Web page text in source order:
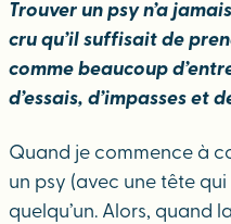
Trouver un psy n’a
cru qu’il suffisait de
comme beaucoup
d’essais, d’impasses et
Quand je commence à
un psy (avec une tête
quelqu’un. Alors, quand